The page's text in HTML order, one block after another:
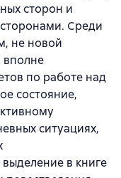
сторон и
Среди
не новой
вполне
по работе над
состояние,
ситуациях,
в книге